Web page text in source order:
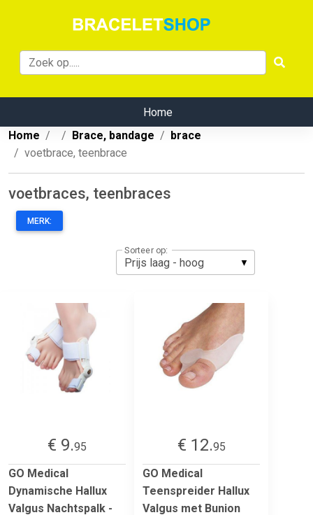
Home
Home
Brace, bandage
brace
voetbrace, teenbrace
voetbraces, teenbraces
MERK:
Sorteer op:
€ 9.95
GO Medical
Dynamische Hallux
Valgus Nachtspalk -
€ 12.95
GO Medical
Teenspreider Hallux
Valgus met Bunion